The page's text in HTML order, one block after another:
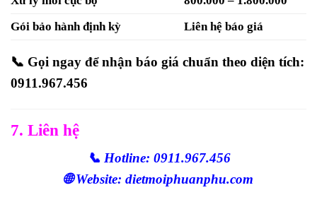
Gói bảo hành định kỳ
Liên hệ báo giá
📞 Gọi ngay để nhận báo giá chuẩn theo diện tích:
0911.967.456
7. Liên hệ
📞 Hotline: 0911.967.456
🌐 Website: dietmoiphuanphu.com